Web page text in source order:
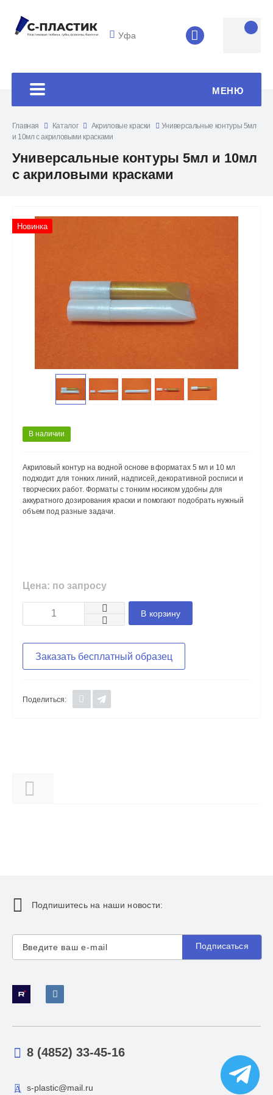
Уфа 8 (4852) 33-
МЕНЮ
Главная Каталог Акриловые краски
Универсальные контуры 5мл
и 10мл с акриловыми красками
Универсальные контуры 5мл и 10мл
с акриловыми красками
Новинка
В наличии
Акриловый контур на водной основе в форматах 5 мл и 10 мл
подходит для тонких линий, надписей, декоративной росписи и
творческих работ. Форматы с тонким носиком удобны для
аккуратного дозирования краски и помогают подобрать нужный
объем под разные задачи.
Цена: по запросу
В корзину
Заказать бесплатный образец
Поделиться:
Подпишитесь на наши новости:
Подписаться
8 (4852) 33-45-16
s-plastic@mail.ru